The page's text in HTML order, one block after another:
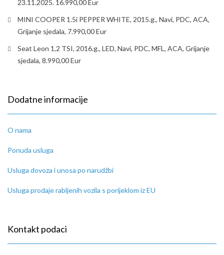
23.11.2025. 16.990,00 Eur
MINI COOPER 1.5i PEPPER WHITE, 2015.g., Navi, PDC, ACA,
Grijanje sjedala, 7.990,00 Eur
Seat Leon 1,2 TSI, 2016.g., LED, Navi, PDC, MFL, ACA, Grijanje
sjedala, 8.990,00 Eur
Dodatne informacije
O nama
Ponuda usluga
Usluga dovoza i unosa po narudžbi
Usluga prodaje rabljenih vozila s porijeklom iz EU
Kontakt podaci